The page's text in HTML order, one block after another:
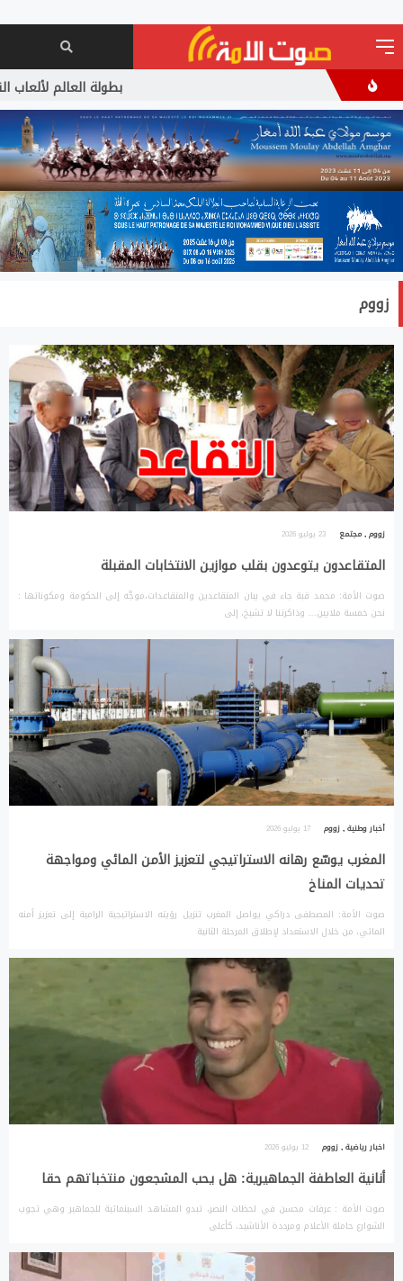
بطولة العالم لألعاب
زووم
زووم,مجتمع 23 يوليو 2026
المتقاعدون يتوعدون بقلب موازين الانتخابات المقبلة
صوت الأمة: محمد قبة جاء في بيان المتقاعدين والمتقاعدات،موجَّه إلى الحكومة ومكوناتها :
نحن خمسة ملايين… وذاكرتنا لا تشيخ، إلى
أخبار وطنية,زووم 17 يوليو 2026
المغرب يوسّع رهانه الاستراتيجي لتعزيز الأمن المائي ومواجهة
تحديات المناخ
صوت الأمة: المصطفى دراكي يواصل المغرب تنزيل رؤيته الاستراتيجية الرامية إلى تعزيز أمنه
المائي، من خلال الاستعداد لإطلاق المرحلة الثانية
اخبار رياضية,زووم 12 يوليو 2026
أنانية العاطفة الجماهيرية: هل يحب المشجعون منتخباتهم حقا
صوت الأمة : عرفات محسن في لحظات النصر، تبدو المشاهد السينمائية للجماهير وهي تجوب
الشوارع حاملة الأعلام ومرددة الأناشيد، كأعلى